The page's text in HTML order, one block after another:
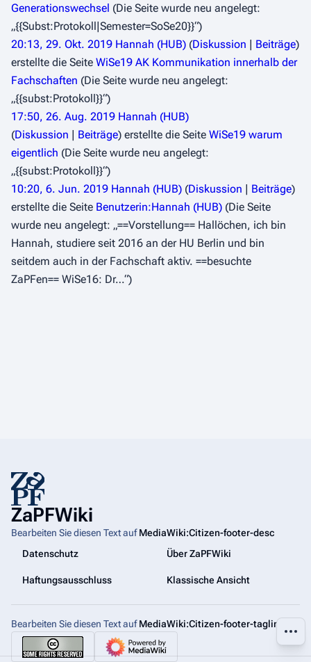
Generationswechsel (Die Seite wurde neu angelegt:
„{{Subst:Protokoll|Semester=SoSe20}}“)
20:13, 29. Okt. 2019 Hannah (HUB) Diskussion
Beiträge
erstellte die Seite WiSe19 AK Kommunikation innerhalb der
Fachschaften (Die Seite wurde neu angelegt:
„{{subst:Protokoll}}“)
17:50, 26. Aug. 2019 Hannah (HUB)
Diskussion
Beiträge erstellte die Seite WiSe19 warum
eigentlich (Die Seite wurde neu angelegt:
„{{subst:Protokoll}}“)
10:20, 6. Jun. 2019 Hannah (HUB) Diskussion
Beiträge
erstellte die Seite Benutzerin:Hannah (HUB) (Die Seite
wurde neu angelegt: „==Vorstellung== Hallöchen, ich bin
Hannah, studiere seit 2016 an der HU Berlin und bin
seitdem auch in der Fachschaft aktiv. ==besuchte
ZaPFen== WiSe16: Dr…“)
ZaPFWiki
Bearbeiten Sie diesen Text aufMediaWiki:Citizen-footer-desc
Datenschutz
Über ZaPFWiki
Haftungsausschluss Klassische Ansicht
Bearbeiten Sie diesen Text aufMediaWiki:Citizen-footer-tagline